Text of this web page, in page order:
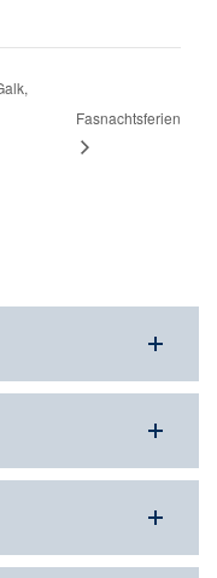
Fasnachtsferien